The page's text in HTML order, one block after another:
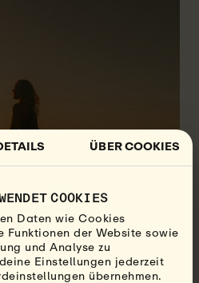
ÜBER COOKIES
COOKIES
Daten wie Cookies
der Website sowie
und Analyse zu
Einstellungen jederzeit
übernehmen.